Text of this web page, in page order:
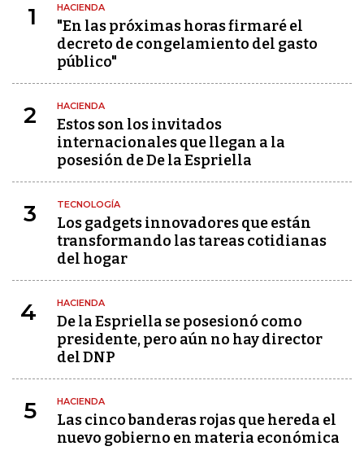
1 HACIENDA
"En las próximas horas firmaré el
decreto de congelamiento del gasto
público"
2 HACIENDA
Estos son los invitados
internacionales que llegan a la
posesión de De la Espriella
3 TECNOLOGÍA
Los gadgets innovadores que están
transformando las tareas cotidianas
del hogar
4 HACIENDA
De la Espriella se posesionó como
presidente, pero aún no hay director
del DNP
5 HACIENDA
Las cinco banderas rojas que hereda el
nuevo gobierno en materia económica